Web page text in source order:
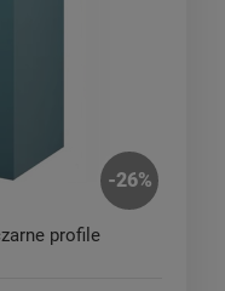
-26%
profile